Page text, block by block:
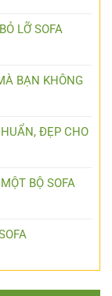
LỠ SOFA
BẠN KHÔNG
ĐẸP CHO
BỘ SOFA